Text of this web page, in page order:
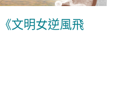
文明女逆風飛